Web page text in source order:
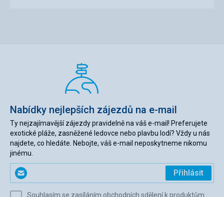
Nabídky nejlepších zájezdů na e-mail
Ty nejzajímavější zájezdy pravidelně na váš e-mail! Preferujete
exotické pláže, zasněžené ledovce nebo plavbu lodí? Vždy u nás
najdete, co hledáte. Nebojte, váš e-mail neposkytneme nikomu
jinému.
Zadejte
svůj
Přihlásit
Souhlasím se zasíláním obchodních sdělení k produktům